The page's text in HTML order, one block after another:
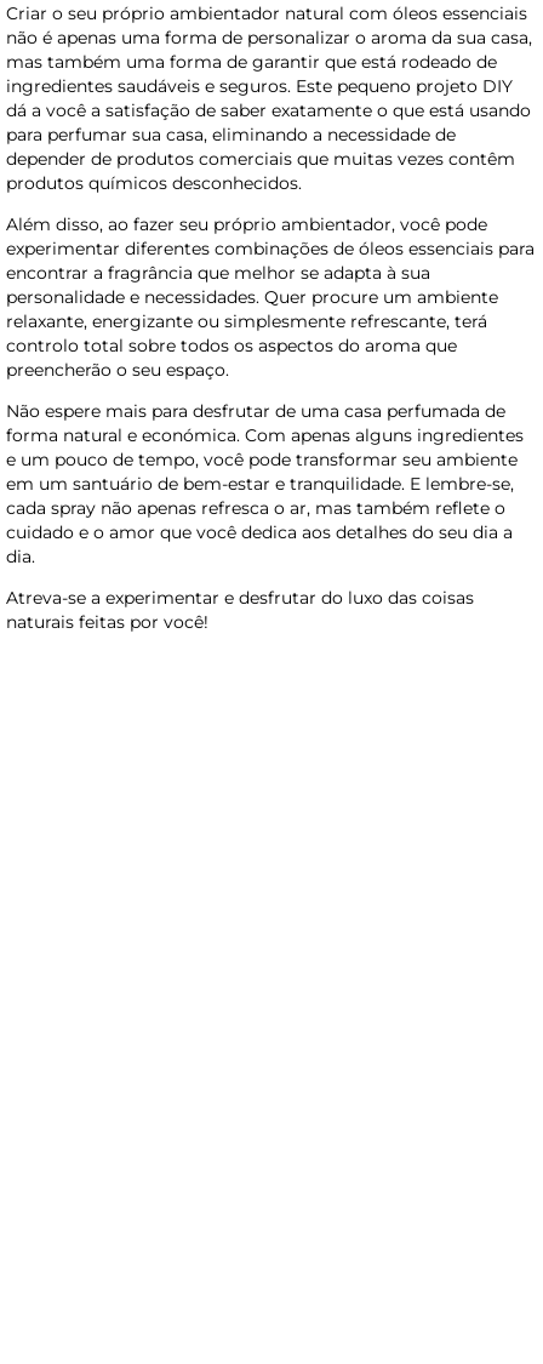
Criar o seu próprio ambientador natural com óleos essenciais
não é apenas uma forma de personalizar o aroma da sua casa,
mas também uma forma de garantir que está rodeado de
ingredientes saudáveis e seguros. Este pequeno projeto DIY
dá a você a satisfação de saber exatamente o que está usando
para perfumar sua casa, eliminando a necessidade de
depender de produtos comerciais que muitas vezes contêm
produtos químicos desconhecidos.
Além disso, ao fazer seu próprio ambientador, você pode
experimentar diferentes combinações de óleos essenciais para
encontrar a fragrância que melhor se adapta à sua
personalidade e necessidades. Quer procure um ambiente
relaxante, energizante ou simplesmente refrescante, terá
controlo total sobre todos os aspectos do aroma que
preencherão o seu espaço.
Não espere mais para desfrutar de uma casa perfumada de
forma natural e económica. Com apenas alguns ingredientes
e um pouco de tempo, você pode transformar seu ambiente
em um santuário de bem-estar e tranquilidade. E lembre-se,
cada spray não apenas refresca o ar, mas também reflete o
cuidado e o amor que você dedica aos detalhes do seu dia a
dia.
Atreva-se a experimentar e desfrutar do luxo das coisas
naturais feitas por você!